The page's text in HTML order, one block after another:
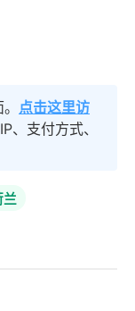
点击这里访
、支付方式、
兰